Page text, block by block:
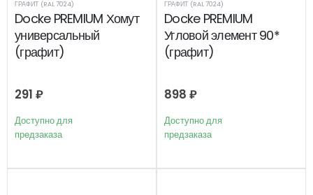
ГРАФИТ (RAL 7024)
Docke PREMIUM Хомут
универсальный
(графит)
291 ₽
Доступно для
предзаказа
ГРАФИТ (RAL 7024)
Docke PREMIUM
Угловой элемент 90*
(графит)
898 ₽
Доступно для
предзаказа